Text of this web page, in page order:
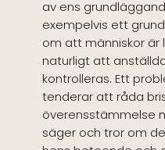
av ens
exempelvis ett
om att människor är
naturligt att
kontrolleras. Ett
tenderar att råda
överensstämmelse
säger och tror om